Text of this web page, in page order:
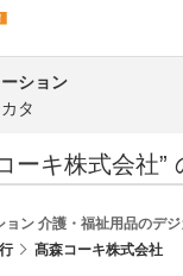
ション
タ
ーキ株式会社”
ン 介護・福祉用品のデジ
髙森コーキ株式会社